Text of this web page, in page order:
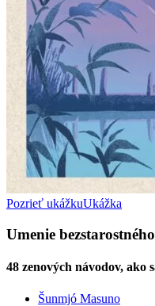
Pozrieť ukážkuUkážka
Umenie
48 zenových návodov, ako
Šunmjó Masuno